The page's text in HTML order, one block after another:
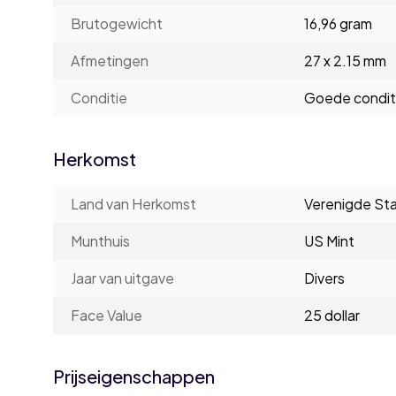
Brutogewicht
16,96 gram
Afmetingen
27 x 2.15 mm
Conditie
Goede
Herkomst
Land van Herkomst
Verenigde
Munthuis
US Mint
Jaar van uitgave
Divers
Face Value
25 dollar
Prijseigenschappen